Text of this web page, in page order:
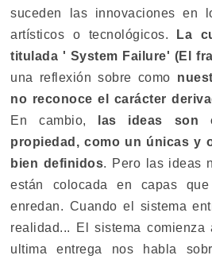
suceden las innovaciones en
artísticos o tecnológicos.
La
titulada ' System Failure' (El
una reflexión sobre como
no reconoce el carácter
En cambio,
las ideas son
propiedad, como un únicas y
bien definidos. Pero las ideas
están colocada en capas
enredan. Cuando el sistema
realidad... El sistema
ultima entrega nos habla